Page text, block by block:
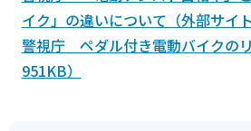
イク」の違いについて（外部サイト
警視庁 ペダル付き電動バイクの
951KB）